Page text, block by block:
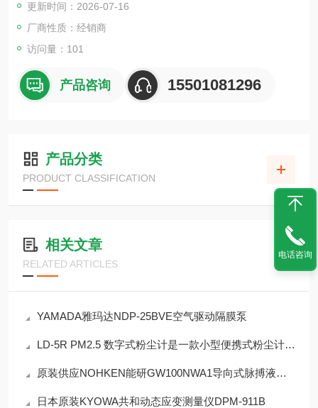
（电机防护等级 IP55）。
更新时间：2026-07-16
厂商性质：经销商
访问量：101
产品咨询 15501081296
产品分类
PRODUCT CLASSIFICATION
相关文章
RELATED ARTICLES
YAMADA雅玛达NDP-25BVE空气驱动隔膜泵
LD-5R PM2.5 数字式粉尘计是一款小型便携式粉尘计，具有出色的移动性
原装供应NOHKEN能研GW100NWA1导向式脉搏液位计
日本原装KYOWA共和动态应变测量仪DPM-911B
电话咨询